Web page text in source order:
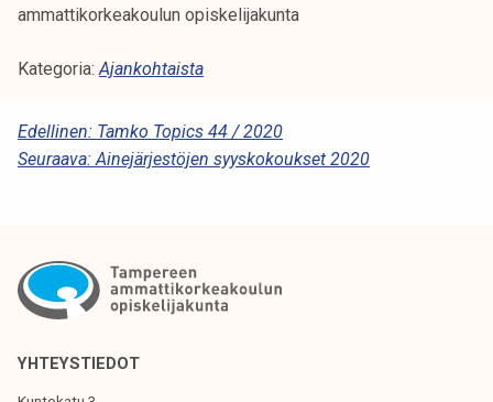
ammattikorkeakoulun opiskelijakunta
Kategoria:Ajankohtaista
A
R
K
K
E
L
Edellinen: Tamko Topics 44 / 2020
Seuraava: Ainejärjestöjen syyskokoukset 2020
YHTEYSTIEDOT